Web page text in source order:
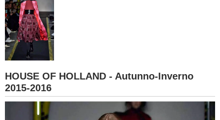
CAPELLI
SESSO
DIETA
HOUSE OF HOLLAND - Autunno-Inverno
2015-2016